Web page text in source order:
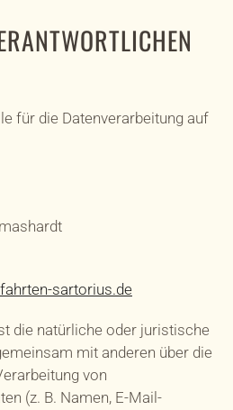
für die Datenverarbeitung auf
sartorius.de
die natürliche oder juristische
mit anderen über die
von
(z. B. Namen, E-Mail-